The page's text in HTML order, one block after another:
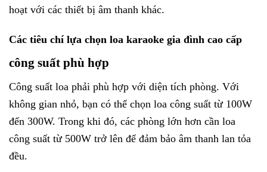
hoạt với các thiết bị âm thanh khác.
Các tiêu chí lựa chọn loa karaoke gia đình cao cấp
công suất phù hợp
Công suất loa phải phù hợp với diện tích phòng. Với
không gian nhỏ, bạn có thể chọn loa công suất từ 100W
đến 300W. Trong khi đó, các phòng lớn hơn cần loa
công suất từ 500W trở lên để đảm bảo âm thanh lan tỏa
đều.